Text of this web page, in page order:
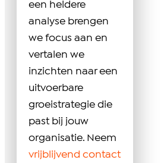
een heldere
analyse brengen
we focus aan en
vertalen we
inzichten naar een
uitvoerbare
groeistrategie die
past bij jouw
organisatie. Neem
vrijblijvend contact